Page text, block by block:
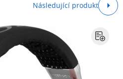
Následující produkt